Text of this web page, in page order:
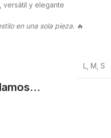
versátil y elegante
en una sola pieza. 🔥
L M S